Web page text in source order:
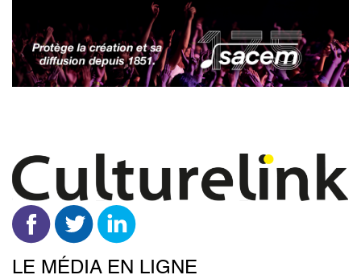
contenu
principal
LE MÉDIA EN LIGNE